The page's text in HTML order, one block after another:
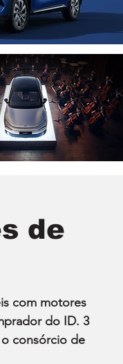
de
com motores
do ID. 3
consórcio de